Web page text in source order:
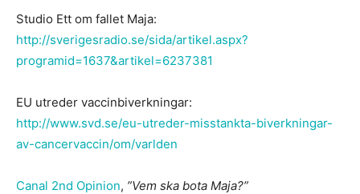
Studio Ett om fallet Maja:
http://sverigesradio.se/sida/artikel.aspx?
programid=1637&artikel=6237381
EU utreder vaccinbiverkningar:
http://www.svd.se/eu-utreder-misstankta-biverkningar-
av-cancervaccin/om/varlden
Canal 2nd Opinion, ”Vem ska bota Maja?”